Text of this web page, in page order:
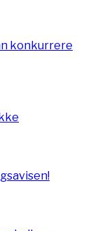
konkurrere